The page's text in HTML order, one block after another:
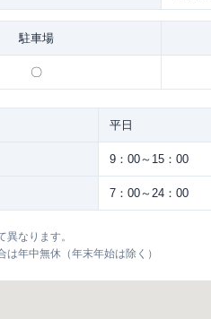
駐車場
〇
平日
9：00～15：00
7：00～24：00
異なります。
は年中無休（年末年始は除く）